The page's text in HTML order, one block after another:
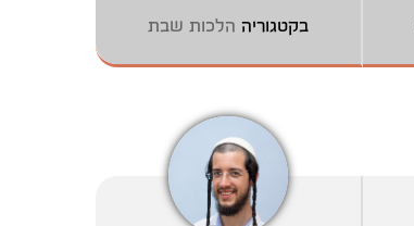
בקטגוריה הלכות שבת